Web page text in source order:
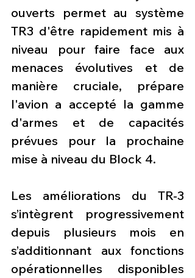
ouverts permet au système
TR3 d'être rapidement mis à
niveau pour faire face aux
menaces évolutives et de
manière cruciale, prépare
l'avion a accepté la gamme
d'armes et de capacités
prévues pour la prochaine
mise à niveau du Block 4.
Les améliorations du TR-3
s’intègrent progressivement
depuis plusieurs mois en
s’additionnant aux fonctions
opérationnelles disponibles